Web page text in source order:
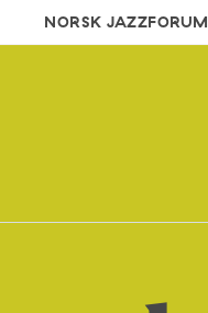
NORSK JAZZFORUM